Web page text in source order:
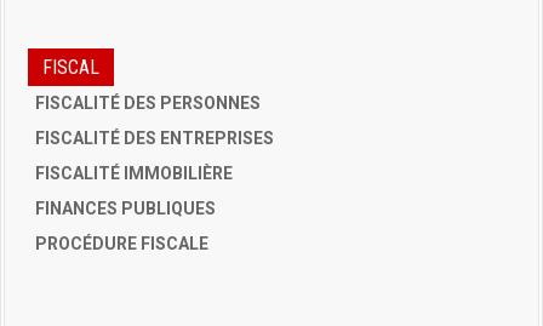
FISCAL
FISCALITÉ DES PERSONNES
FISCALITÉ DES ENTREPRISES
FISCALITÉ IMMOBILIÈRE
FINANCES PUBLIQUES
PROCÉDURE FISCALE